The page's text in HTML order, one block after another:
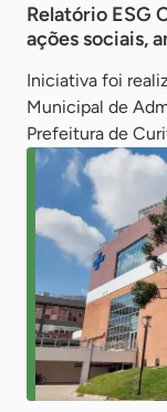
Relatório ESG
ações sociais,
Iniciativa foi
Municipal de
Prefeitura de